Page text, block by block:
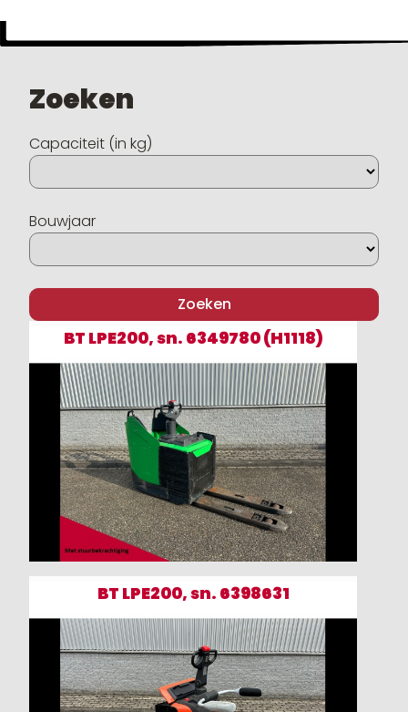
Zoeken
Capaciteit (in kg)
Bouwjaar
BT LPE200, sn. 6349780 (H1118)
BT LPE200, sn. 6398631